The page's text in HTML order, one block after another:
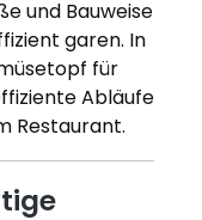
und Bauweise
garen. In
für
Abläufe
Restaurant.